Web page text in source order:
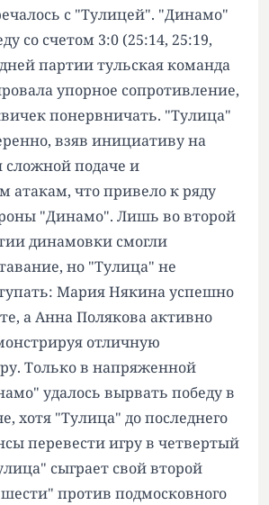
с "Тулицей". "Динамо"
со счетом 3:0 (25:14, 25:19,
партии тульская команда
упорное сопротивление,
понервничать. "Тулица"
взяв инициативу на
сложной подаче и
атакам, что привело к ряду
"Динамо". Лишь во второй
динамовки смогли
но "Тулица" не
Мария Някина успешно
а Анна Полякова активно
отличную
Только в напряженной
удалось вырвать победу в
хотя "Тулица" до последнего
перевести игру в четвертый
сыграет свой второй
против подмосковного